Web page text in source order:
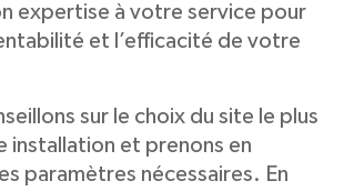
expertise à votre service pour
et l’efficacité de votre
sur le choix du site le plus
installation et prenons en
paramètres nécessaires. En